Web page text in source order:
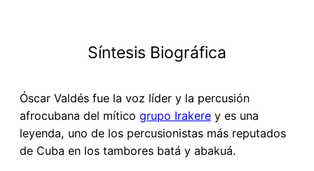
Síntesis Biográfica
Óscar Valdés fue la voz líder y la percusión
afrocubana del mítico grupo Irakere y es una
leyenda, uno de los percusionistas más reputados
de Cuba en los tambores batá y abakuá.